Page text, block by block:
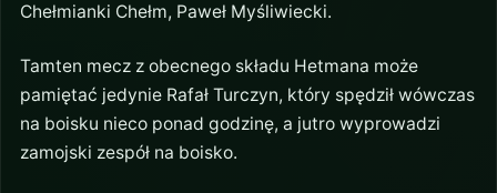
Chełmianki Chełm, Paweł Myśliwiecki.
Tamten mecz z obecnego składu Hetmana może
pamiętać jedynie Rafał Turczyn, który spędził wówczas
na boisku nieco ponad godzinę, a jutro wyprowadzi
zamojski zespół na boisko.